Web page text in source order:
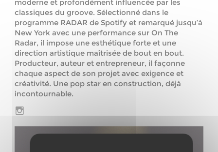
moderne et profondément influencée par les
classiques du groove. Sélectionné dans le
programme RADAR de Spotify et remarqué jusqu’à
New York avec une performance sur On The
Radar, il impose une esthétique forte et une
direction artistique maîtrisée de bout en bout.
Producteur, auteur et entrepreneur, il façonne
chaque aspect de son projet avec exigence et
créativité. Une pop star en construction, déjà
incontournable.